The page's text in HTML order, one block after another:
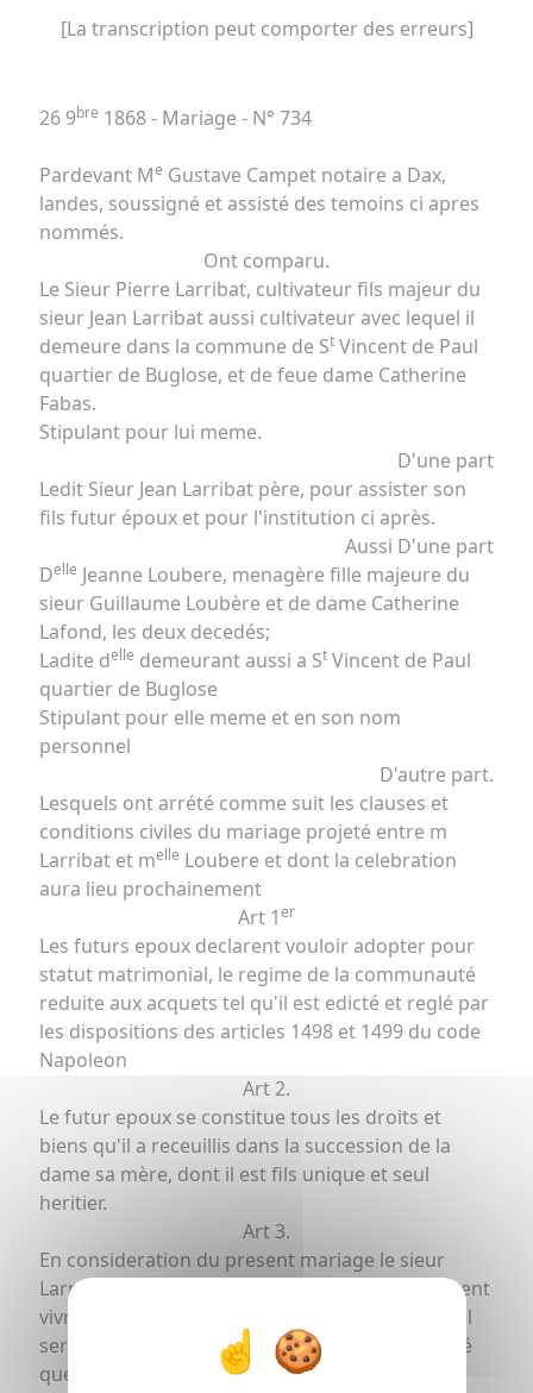
[La transcription peut comporter des erreurs]
26 9bre 1868 - Mariage - N° 734
Pardevant Me Gustave Campet notaire a Dax,
landes, soussigné et assisté des temoins ci apres
nommés.
Ont comparu.
Le Sieur Pierre Larribat, cultivateur fils majeur du
sieur Jean Larribat aussi cultivateur avec lequel il
demeure dans la commune de St Vincent de Paul
quartier de Buglose, et de feue dame Catherine
Fabas.
Stipulant pour lui meme.
D'une part
Ledit Sieur Jean Larribat père, pour assister son
fils futur époux et pour l'institution ci après.
Aussi D'une part
Delle Jeanne Loubere, menagère fille majeure du
sieur Guillaume Loubère et de dame Catherine
Lafond, les deux decedés;
Ladite delle demeurant aussi a St Vincent de Paul
quartier de Buglose
Stipulant pour elle meme et en son nom
personnel
D'autre part.
Lesquels ont arrété comme suit les clauses et
conditions civiles du mariage projeté entre m
Larribat et melle Loubere et dont la celebration
aura lieu prochainement
Art 1er
Les futurs epoux declarent vouloir adopter pour
statut matrimonial, le regime de la communauté
reduite aux acquets tel qu'il est edicté et reglé par
les dispositions des articles 1498 et 1499 du code
Napoleon
Art 2.
Le futur epoux se constitue tous les droits et
biens qu'il a receuillis dans la succession de la
dame sa mère, dont il est fils unique et seul
heritier.
Art 3.
En consideration du present mariage le sieur
Larribat père, avec lequel les futurs epoux doivent
vivre et ne former qu'un menage, et dans lequel
seront aussi nourris et entretenus tant en santé
que maladie les enfants qui pourront naitre du